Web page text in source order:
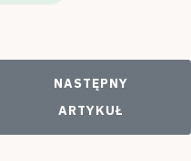
MATEMATYCZNY
NASTĘPNY
NASTĘPNY
ARTYKUŁ